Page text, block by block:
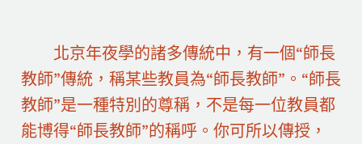
北京年夜學的諸多傳統中，有一個“師長
教師”傳統，稱某些教員為“師長教師”。“師長
教師”是一種特別的尊稱，不是每一位教員都
能博得“師長教師”的稱呼。你可所以傳授，